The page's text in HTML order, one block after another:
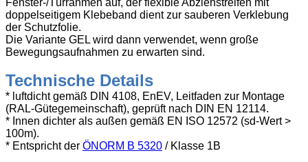
doppelseitigem Klebeband dient zur sauberen Verklebung
der Schutzfolie.
Die Variante GEL wird dann verwendet, wenn große
Bewegungsaufnahmen zu erwarten sind.
Technische Details
* luftdicht gemäß DIN 4108, EnEV, Leitfaden zur Montage
(RAL-Gütegemeinschaft), geprüft nach DIN EN 12114.
* Innen dichter als außen gemäß EN ISO 12572 (sd-Wert >
100m).
* Entspricht der ÖNORM B 5320 / Klasse 1B